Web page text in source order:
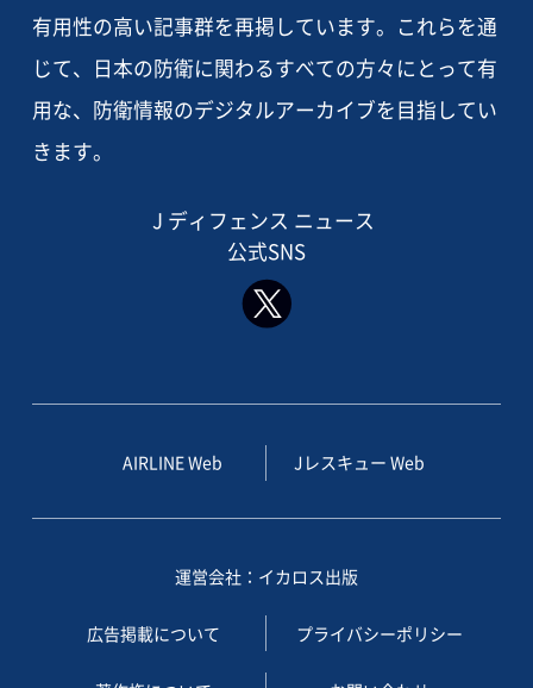
有用性の高い記事群を再掲しています。これらを通
じて、日本の防衛に関わるすべての方々にとって有
用な、防衛情報のデジタルアーカイブを目指してい
きます。
J ディフェンス ニュース
公式SNS
AIRLINE Web Jレスキュー Web
運営会社：イカロス出版
広告掲載について プライバシーポリシー